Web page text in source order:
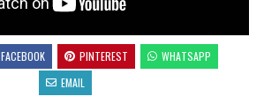
FACEBOOK PINTEREST
WHATSAPP
EMAIL